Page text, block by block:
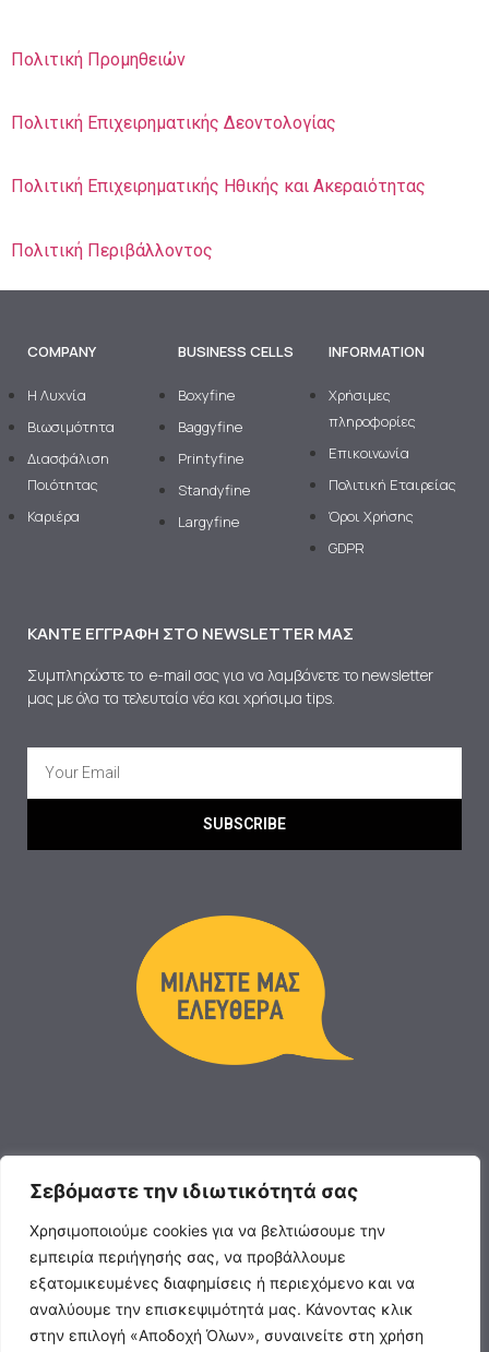
Σεβόμαστε την ιδιωτικότητά σας
Χρησιμοποιούμε cookies για να βελτιώσουμε την
εμπειρία περιήγησής σας, να προβάλλουμε
εξατομικευμένες διαφημίσεις ή περιεχόμενο και να
αναλύουμε την επισκεψιμότητά μας. Κάνοντας κλικ
στην επιλογή «Αποδοχή Όλων», συναινείτε στη χρήση
Πολιτική Προμηθειών
Πολιτική Επιχειρηματικής Δεοντολογίας
Πολιτική Επιχειρηματικής Ηθικής και Ακεραιότητας
Πολιτική Περιβάλλοντος
COMPANY
H Λυχνία
Βιωσιμότητα
Διασφάλιση
Ποιότητας
Καριέρα
BUSINESS CELLS
Boxyfine
Baggyfine
Printyfine
Standyfine
Largyfine
INFORMATION
Χρήσιμες
πληροφορίες
Επικοινωνία
Πολιτική Εταιρείας
Όροι Χρήσης
GDPR
ΚΆΝΤΕ ΕΓΓΡΑΦΉ ΣΤΟ NEWSLETTER ΜΑΣ
Συμπληρώστε το e-mail σας για να λαμβάνετε το newsletter
μας με όλα τα τελευταία νέα και χρήσιμα tips.
SUBSCRIBE